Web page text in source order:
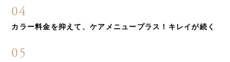
04
カラー料金を抑えて、ケアメニュープラス！キレイが続く
05